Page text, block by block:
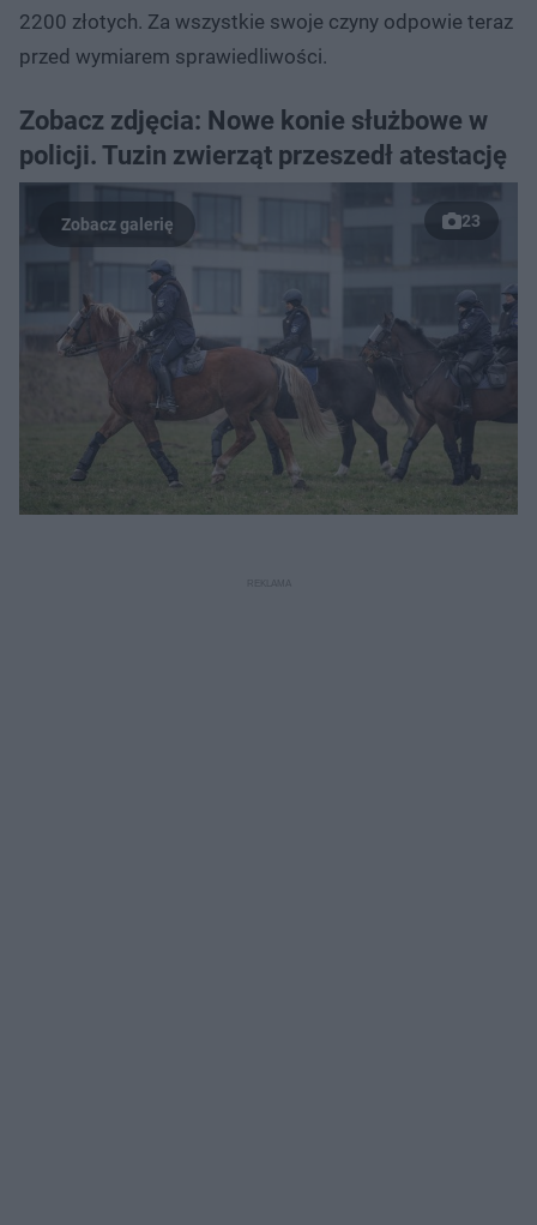
2200 złotych. Za wszystkie swoje czyny odpowie teraz
przed wymiarem sprawiedliwości.
Zobacz zdjęcia: Nowe konie służbowe w
policji. Tuzin zwierząt przeszedł atestację
23